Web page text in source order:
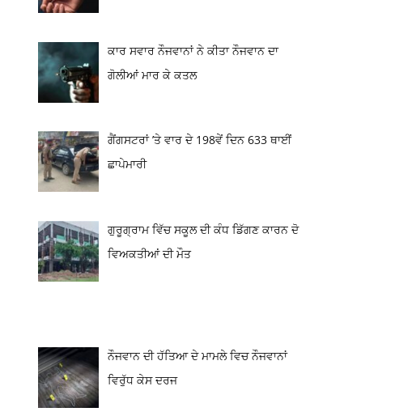
ਕਾਰ ਸਵਾਰ ਨੌਜਵਾਨਾਂ ਨੇ ਕੀਤਾ ਨੌਜਵਾਨ ਦਾ
ਗੋਲੀਆਂ ਮਾਰ ਕੇ ਕਤਲ
ਗੈਂਗਸਟਰਾਂ ’ਤੇ ਵਾਰ ਦੇ 198ਵੇਂ ਦਿਨ 633 ਥਾਈਂ
ਛਾਪੇਮਾਰੀ
ਗੁਰੂਗ੍ਰਾਮ ਵਿੱਚ ਸਕੂਲ ਦੀ ਕੰਧ ਡਿੱਗਣ ਕਾਰਨ ਦੋ
ਵਿਅਕਤੀਆਂ ਦੀ ਮੌਤ
ਨੌਜਵਾਨ ਦੀ ਹੱਤਿਆ ਦੇ ਮਾਮਲੇ ਵਿਚ ਨੌਜਵਾਨਾਂ
ਵਿਰੁੱਧ ਕੇਸ ਦਰਜ